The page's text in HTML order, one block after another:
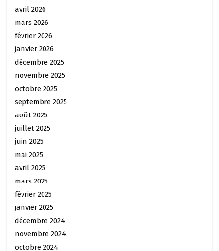
avril 2026
mars 2026
février 2026
janvier 2026
décembre 2025
novembre 2025
octobre 2025
septembre 2025
août 2025
juillet 2025
juin 2025
mai 2025
avril 2025
mars 2025
février 2025
janvier 2025
décembre 2024
novembre 2024
octobre 2024